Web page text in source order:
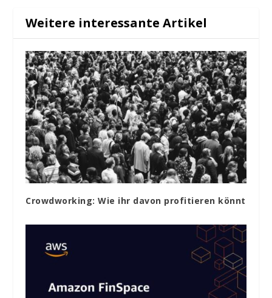
Weitere interessante Artikel
Crowdworking: Wie ihr davon profitieren könnt